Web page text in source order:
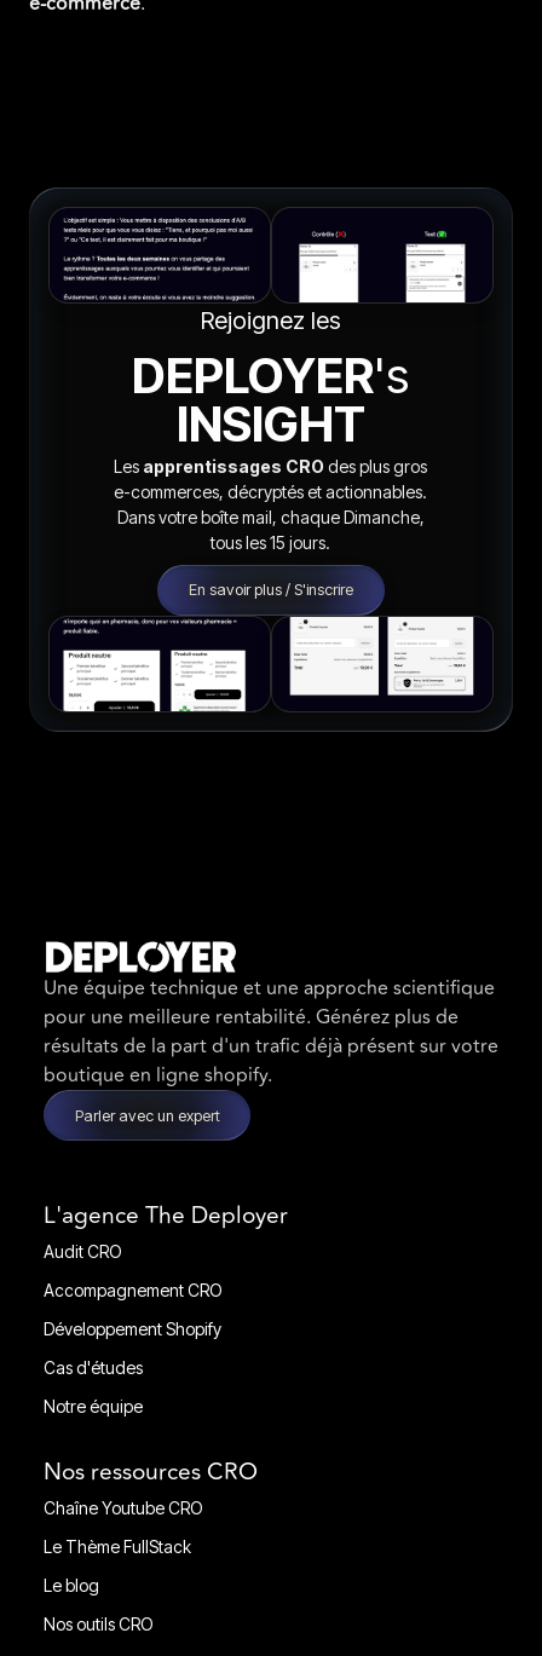
Rejoignez les
DEPLOYER's
INSIGHT
Les apprentissages CROdes plus gros
e-commerces, décryptés et actionnables.
Dans votre boîte mail, chaque Dimanche,
tous les 15 jours.
En savoir plus / S'inscrire
Une équipe technique et une approche scientifique
pour une meilleure rentabilité. Générez plus de
résultats de la part d'un trafic déjà présent sur votre
boutique en ligne shopify.
Parler avec un expert
L'agence The Deployer
Audit CRO
Audit CRO
Accompagnement CRO
Accompagnement CRO
Développement Shopify
Développement Shopify
Cas d'études
Cas d'études
Notre équipe
Nos ressources CRO
Chaîne Youtube CRO
Chaîne Youtube CRO
Le Thème FullStack
Le Thème FullStack
Le blog
Le blog
Nos outils CRO